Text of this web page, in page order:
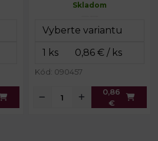
Skladom
Kód: 090457
0,86
€